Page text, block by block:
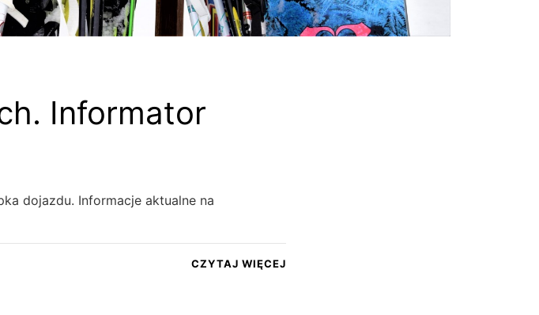
Informator
dojazdu. Informacje aktualne na
CZYTAJ WIĘCEJ